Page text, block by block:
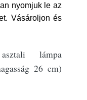
nyomjuk le az
Vásároljon és
lámpa
26 cm)